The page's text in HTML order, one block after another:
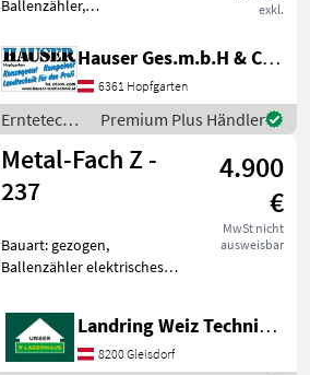
exkl.
Ballenzähler,
Metal Fach Seitenlader Top
zusatnd wenig benützt
umgestiegen auf Kombi
Presse bis 1000kg Ballen!
Bowdenzug Bed
Hauser Ges.m.b.H & Co.KG
6361 Hopfgarten
Erntetechnik
Grünland /
Metal-Fach
Premium Plus Händler
Metal-Fach Z -
237
4.900
€
MwSt nicht
ausweisbar
Bauart: gezogen,
Ballenzähler elektrisches
Folienvorstecker ca. 500
Ballen Erntetechnik
Grünland Wickelmaschinen
Landring Weiz Technikzentrum Süd
8200 Gleisdorf